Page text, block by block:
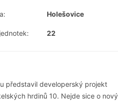
Holešovice
22
představil developerský projekt
hrdinů 10. Nejde sice o nový